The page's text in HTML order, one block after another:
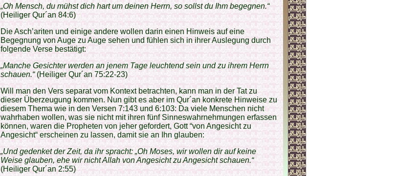
„Oh Mensch, du mühst dich hart um deinen Herrn, so sollst du Ihm begegnen.“
(Heiliger Qur´an 84:6)
Die Asch’ariten und einige andere wollen darin einen Hinweis auf eine
Begegnung von Auge zu Auge sehen und fühlen sich in ihrer Auslegung durch
folgende Verse bestätigt:
„Manche Gesichter werden an jenem Tage leuchtend sein und zu ihrem Herrn
schauen.“(Heiliger Qur´an 75:22-23)
Will man den Vers separat vom Kontext betrachten, kann man in der Tat zu
dieser Überzeugung kommen. Nun gibt es aber im Qur´an konkrete Hinweise zu
diesem Thema wie in den Versen 7:143 und 6:103: Da viele Menschen nicht
wahrhaben wollen, was sie nicht mit ihren fünf Sinneswahrnehmungen erfassen
können, waren die Propheten von jeher gefordert, Gott “von Angesicht zu
Angesicht“ erscheinen zu lassen, damit sie an Ihn glauben:
„Und gedenket der Zeit, da ihr spracht: „Oh Moses, wir wollen dir auf keine
Weise glauben, ehe wir nicht Allah von Angesicht zu Angesicht schauen.“
(Heiliger Qur´an 2:55)